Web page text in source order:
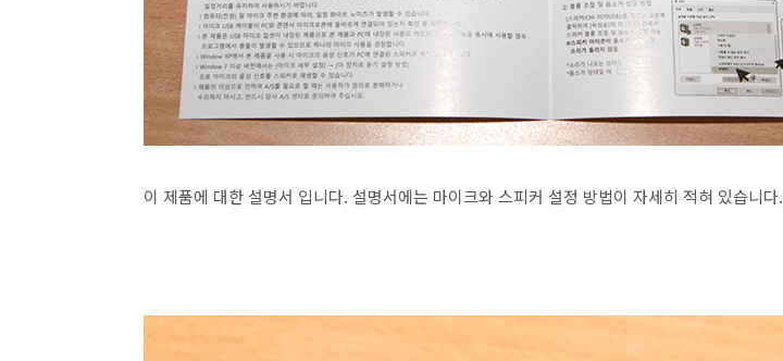
이 제품에 대한 설명서 입니다. 설명서에는 마이크와 스피커 설정 방법이 자세히 적혀 있습니다.